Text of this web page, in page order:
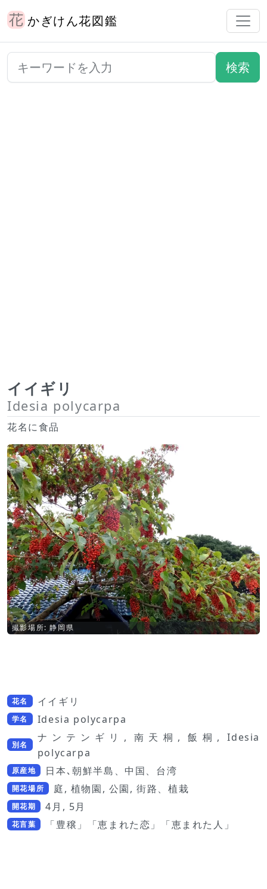
かぎけん花図鑑
イイギリ
Idesia polycarpa
花名に食品
撮影場所: 静岡県
花名 イイギリ
学名 Idesia polycarpa
別名
ナンテンギリ, 南天桐, 飯桐, Idesia
polycarpa
原産地 日本､朝鮮半島、中国、台湾
開花場所 庭, 植物園, 公園, 街路、植栽
開花期 4月, 5月
花言葉 「豊穣」「恵まれた恋」「恵まれた人」